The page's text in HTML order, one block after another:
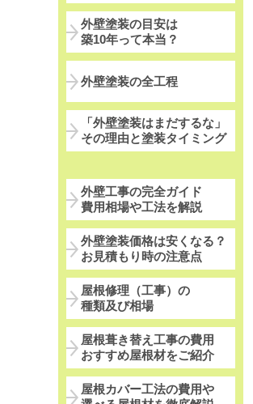
外壁塗装の目安は
築10年って本当？
外壁塗装の全工程
「外壁塗装はまだするな」
その理由と塗装タイミング
外壁工事の完全ガイド
費用相場や工法を解説
外壁塗装価格は安くなる？
お見積もり時の注意点
屋根修理（工事）の
種類及び相場
屋根葺き替え工事の費用
おすすめ屋根材をご紹介
屋根カバー工法の費用や